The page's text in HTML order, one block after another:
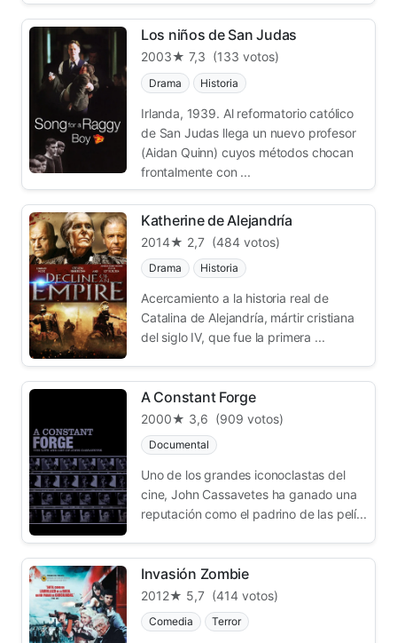
Los niños de San Judas
2003★ 7,3 (133 votos)
Drama Historia
Irlanda, 1939. Al reformatorio católico
de San Judas llega un nuevo profesor
(Aidan Quinn) cuyos métodos chocan
frontalmente con ...
Katherine de Alejandría
2014★ 2,7 (484 votos)
Drama Historia
Acercamiento a la historia real de
Catalina de Alejandría, mártir cristiana
del siglo IV, que fue la primera ...
A Constant Forge
2000★ 3,6 (909 votos)
Documental
Uno de los grandes iconoclastas del
cine, John Cassavetes ha ganado una
reputación como el padrino de las pelí...
Invasión Zombie
2012★ 5,7 (414 votos)
Comedia Terror